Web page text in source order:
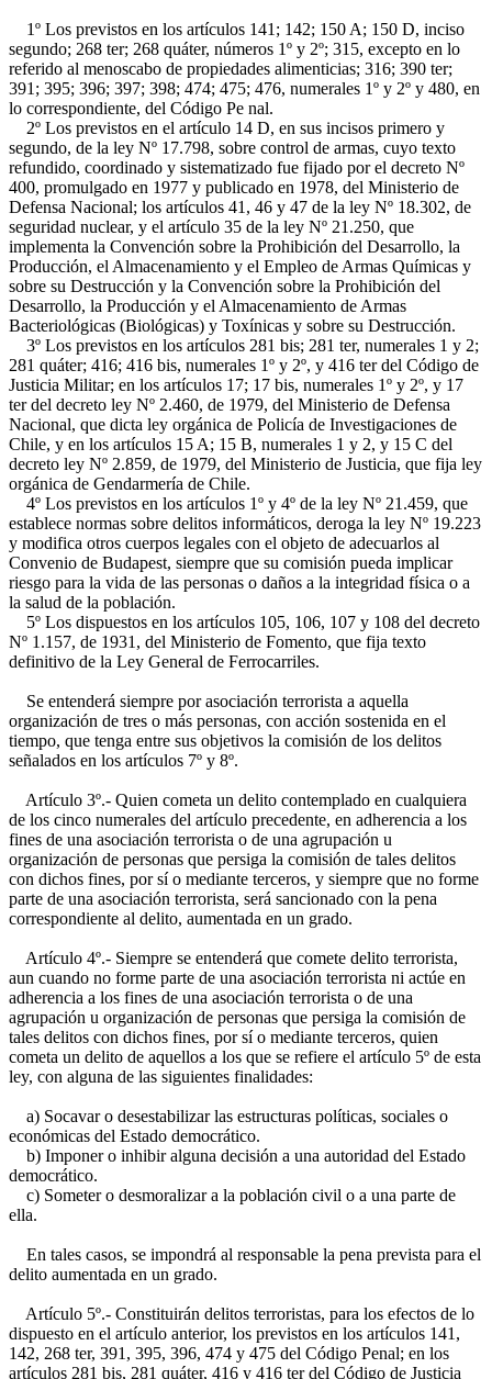
1º Los previstos en los artículos 141; 142; 150 A; 150 D, inciso
segundo; 268 ter; 268 quáter, números 1º y 2º; 315, excepto en lo
referido al menoscabo de propiedades alimenticias; 316; 390 ter;
391; 395; 396; 397; 398; 474; 475; 476, numerales 1º y 2º y 480, en
lo correspondiente, del Código Pe nal.
2º Los previstos en el artículo 14 D, en sus incisos primero y
segundo, de la ley Nº 17.798, sobre control de armas, cuyo texto
refundido, coordinado y sistematizado fue fijado por el decreto Nº
400, promulgado en 1977 y publicado en 1978, del Ministerio de
Defensa Nacional; los artículos 41, 46 y 47 de la ley Nº 18.302, de
seguridad nuclear, y el artículo 35 de la ley Nº 21.250, que
implementa la Convención sobre la Prohibición del Desarrollo, la
Producción, el Almacenamiento y el Empleo de Armas Químicas y
sobre su Destrucción y la Convención sobre la Prohibición del
Desarrollo, la Producción y el Almacenamiento de Armas
Bacteriológicas (Biológicas) y Toxínicas y sobre su Destrucción.
3º Los previstos en los artículos 281 bis; 281 ter, numerales 1 y 2;
281 quáter; 416; 416 bis, numerales 1º y 2º, y 416 ter del Código de
Justicia Militar; en los artículos 17; 17 bis, numerales 1º y 2º, y 17
ter del decreto ley Nº 2.460, de 1979, del Ministerio de Defensa
Nacional, que dicta ley orgánica de Policía de Investigaciones de
Chile, y en los artículos 15 A; 15 B, numerales 1 y 2, y 15 C del
decreto ley Nº 2.859, de 1979, del Ministerio de Justicia, que fija ley
orgánica de Gendarmería de Chile.
4º Los previstos en los artículos 1º y 4º de la ley Nº 21.459, que
establece normas sobre delitos informáticos, deroga la ley Nº 19.223
y modifica otros cuerpos legales con el objeto de adecuarlos al
Convenio de Budapest, siempre que su comisión pueda implicar
riesgo para la vida de las personas o daños a la integridad física o a
la salud de la población.
5º Los dispuestos en los artículos 105, 106, 107 y 108 del decreto
Nº 1.157, de 1931, del Ministerio de Fomento, que fija texto
definitivo de la Ley General de Ferrocarriles.
Se entenderá siempre por asociación terrorista a aquella
organización de tres o más personas, con acción sostenida en el
tiempo, que tenga entre sus objetivos la comisión de los delitos
señalados en los artículos 7º y 8º.
Artículo 3º.- Quien cometa un delito contemplado en cualquiera
de los cinco numerales del artículo precedente, en adherencia a los
fines de una asociación terrorista o de una agrupación u
organización de personas que persiga la comisión de tales delitos
con dichos fines, por sí o mediante terceros, y siempre que no forme
parte de una asociación terrorista, será sancionado con la pena
correspondiente al delito, aumentada en un grado.
Artículo 4º.- Siempre se entenderá que comete delito terrorista,
aun cuando no forme parte de una asociación terrorista ni actúe en
adherencia a los fines de una asociación terrorista o de una
agrupación u organización de personas que persiga la comisión de
tales delitos con dichos fines, por sí o mediante terceros, quien
cometa un delito de aquellos a los que se refiere el artículo 5º de esta
ley, con alguna de las siguientes finalidades:
a) Socavar o desestabilizar las estructuras políticas, sociales o
económicas del Estado democrático.
b) Imponer o inhibir alguna decisión a una autoridad del Estado
democrático.
c) Someter o desmoralizar a la población civil o a una parte de
ella.
En tales casos, se impondrá al responsable la pena prevista para el
delito aumentada en un grado.
Artículo 5º.- Constituirán delitos terroristas, para los efectos de lo
dispuesto en el artículo anterior, los previstos en los artículos 141,
142, 268 ter, 391, 395, 396, 474 y 475 del Código Penal; en los
artículos 281 bis, 281 quáter, 416 y 416 ter del Código de Justicia